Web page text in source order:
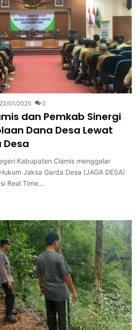
01/2025 0
dan Pemkab Sinergi
Dana Desa Lewat
Kabupaten Ciamis menggelar
Jaksa Garda Desa (JAGA DESA)
Real Time…